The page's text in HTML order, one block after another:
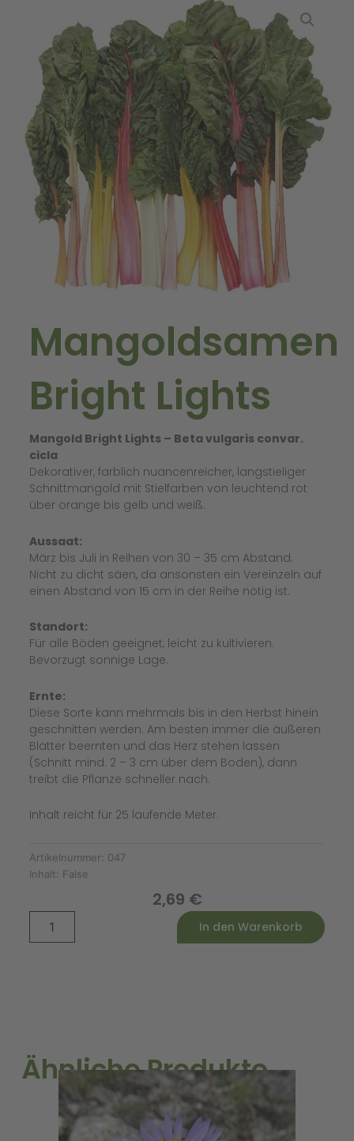
Mangoldsamen
Bright Lights
Mangold Bright Lights – Beta vulgaris convar.
cicla
Dekorativer, farblich nuancenreicher, langstieliger
Schnittmangold mit Stielfarben von leuchtend rot
über orange bis gelb und weiß.
Aussaat:
März bis Juli in Reihen von 30 – 35 cm Abstand.
Nicht zu dicht säen, da ansonsten ein Vereinzeln auf
einen Abstand von 15 cm in der Reihe nötig ist.
Standort:
Für alle Böden geeignet, leicht zu kultivieren.
Bevorzugt sonnige Lage.
Ernte:
Diese Sorte kann mehrmals bis in den Herbst hinein
geschnitten werden. Am besten immer die äußeren
Blätter beernten und das Herz stehen lassen
(Schnitt mind. 2 – 3 cm über dem Boden), dann
treibt die Pflanze schneller nach.
Inhalt reicht für 25 laufende Meter.
Artikelnummer: 047
Inhalt: False
2,69 €
Bright
In den Warenkorb
Alternative:
Ähnliche Produkte